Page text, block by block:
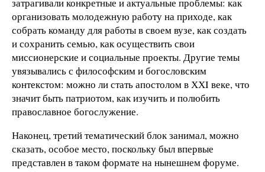
затрагивали конкретные и актуальные проблемы: как
организовать молодежную работу на приходе, как
собрать команду для работы в своем вузе, как создать
и сохранить семью, как осуществить свои
миссионерские и социальные проекты. Другие темы
увязывались с философским и богословским
контекстом: можно ли стать апостолом в ХХI веке, что
значит быть патриотом, как изучить и полюбить
православное богослужение.
Наконец, третий тематический блок занимал, можно
сказать, особое место, поскольку был впервые
представлен в таком формате на нынешнем форуме.